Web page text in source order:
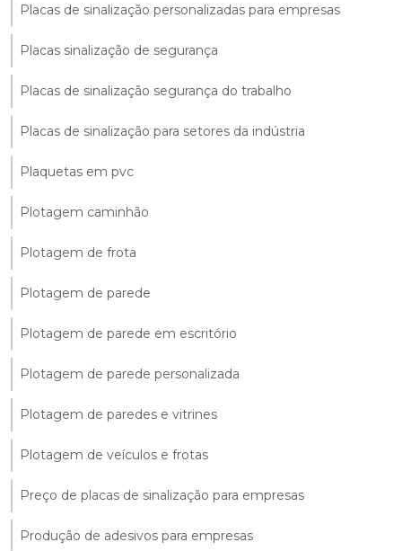
Placas de sinalização personalizadas para empresas
Placas sinalização de segurança
Placas de sinalização segurança do trabalho
Placas de sinalização para setores da indústria
Plaquetas em pvc
Plotagem caminhão
Plotagem de frota
Plotagem de parede
Plotagem de parede em escritório
Plotagem de parede personalizada
Plotagem de paredes e vitrines
Plotagem de veículos e frotas
Preço de placas de sinalização para empresas
Produção de adesivos para empresas